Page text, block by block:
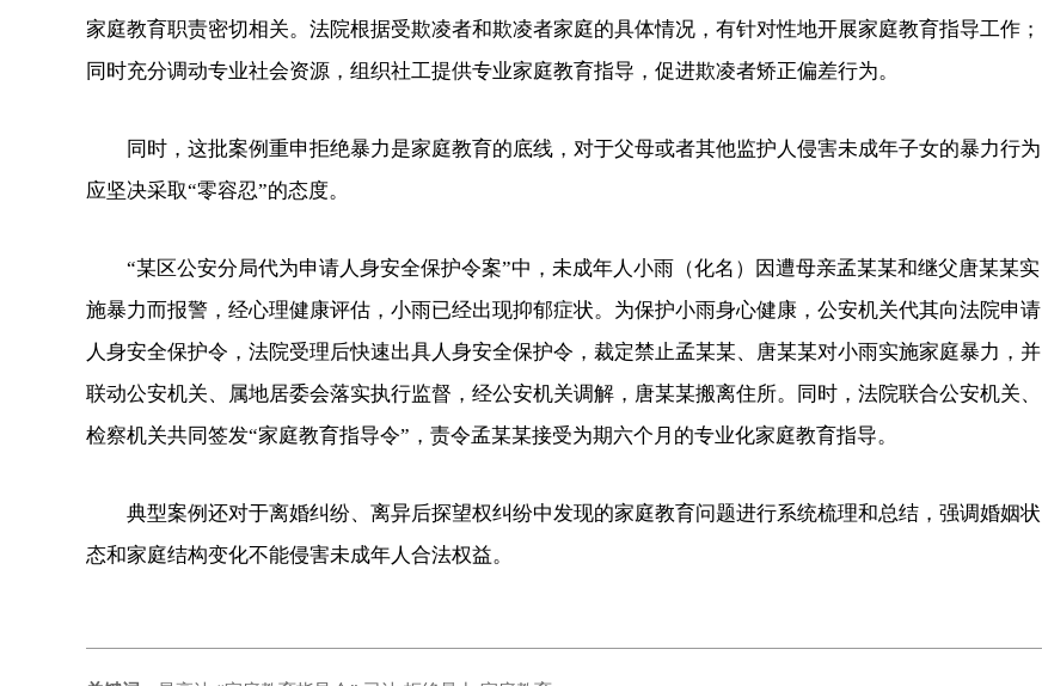
家庭教育职责密切相关。法院根据受欺凌者和欺凌者家庭的具体情况，有针对性地开展家庭教育指导工作；
同时充分调动专业社会资源，组织社工提供专业家庭教育指导，促进欺凌者矫正偏差行为。
同时，这批案例重申拒绝暴力是家庭教育的底线，对于父母或者其他监护人侵害未成年子女的暴力行为
应坚决采取“零容忍”的态度。
“某区公安分局代为申请人身安全保护令案”中，未成年人小雨（化名）因遭母亲孟某某和继父唐某某实
施暴力而报警，经心理健康评估，小雨已经出现抑郁症状。为保护小雨身心健康，公安机关代其向法院申请
人身安全保护令，法院受理后快速出具人身安全保护令，裁定禁止孟某某、唐某某对小雨实施家庭暴力，并
联动公安机关、属地居委会落实执行监督，经公安机关调解，唐某某搬离住所。同时，法院联合公安机关、
检察机关共同签发“家庭教育指导令”，责令孟某某接受为期六个月的专业化家庭教育指导。
典型案例还对于离婚纠纷、离异后探望权纠纷中发现的家庭教育问题进行系统梳理和总结，强调婚姻状
态和家庭结构变化不能侵害未成年人合法权益。